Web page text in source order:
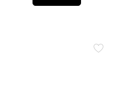
Přidat